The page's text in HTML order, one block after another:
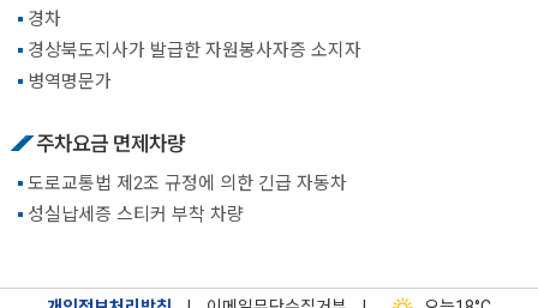
경차
경상북도지사가 발급한 자원봉사자증 소지자
병역명문가
주차요금 면제차량
도로교통법 제2조 규정에 의한 긴급 자동차
성실납세증 스티커 부착 차량